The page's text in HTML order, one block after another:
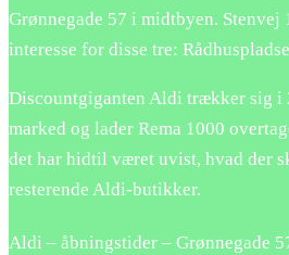
Grønnegade 57 i midtbyen.
interesse for disse tre:
Discountgiganten Aldi trækker sig i
marked og lader Rema 1000
det har hidtil været uvist, hvad der
resterende Aldi-butikker.
Aldi – åbningstider – Grønnegade